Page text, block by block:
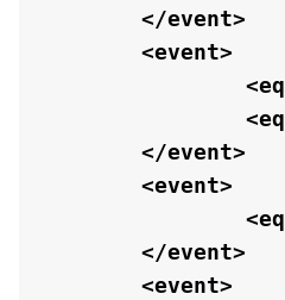
</event>
<event>
<eq
<eq
</event>
<event>
<eq
</event>
<event>